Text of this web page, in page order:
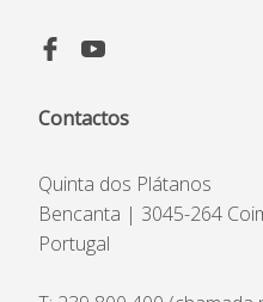
Contactos
Quinta dos Plátanos
Bencanta | 3045-264
Portugal